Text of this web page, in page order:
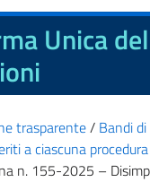
Unica
trasparente/ Bandi
a ciascuna procedura
n. 155-2025 –